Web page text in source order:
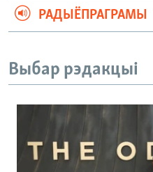
РАДЫЁПРАГРАМЫ
Выбар рэдакцыі